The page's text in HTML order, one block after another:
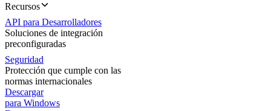
Recursos
API para Desarrolladores
Soluciones de integración
preconfiguradas
Seguridad
Protección que cumple con las
normas internacionales
Descargar
para Windows